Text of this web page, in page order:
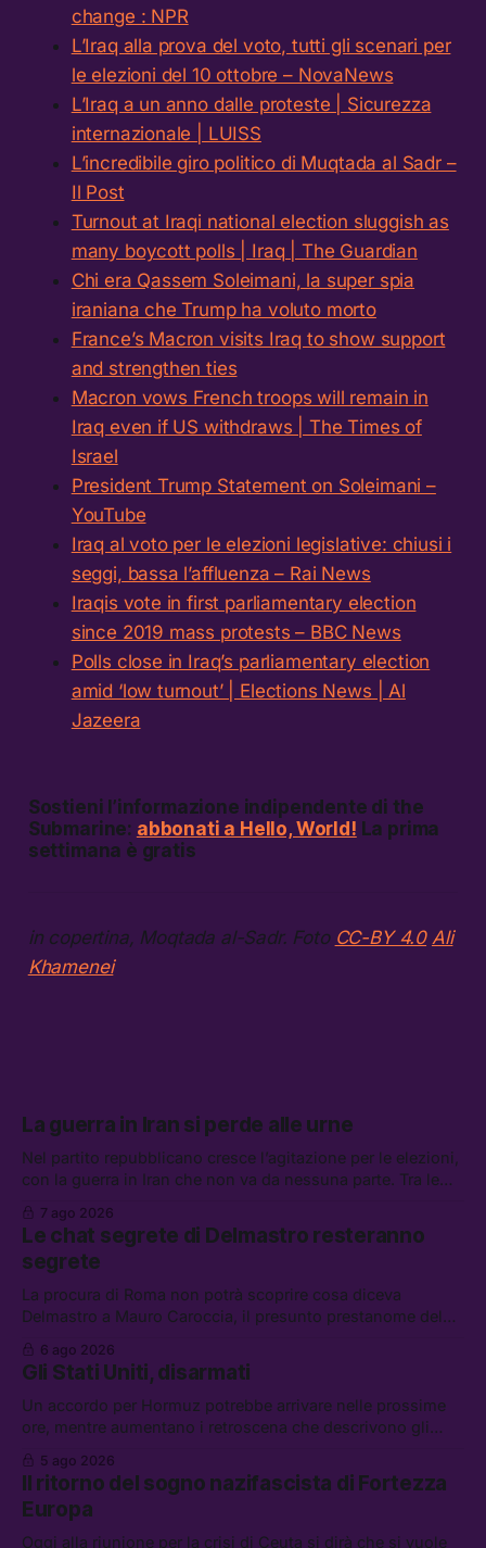
change : NPR
L’Iraq alla prova del voto, tutti gli scenari per
le elezioni del 10 ottobre – NovaNews
L’Iraq a un anno dalle proteste | Sicurezza
internazionale | LUISS
L’incredibile giro politico di Muqtada al Sadr –
Il Post
Turnout at Iraqi national election sluggish as
many boycott polls | Iraq | The Guardian
Chi era Qassem Soleimani, la super spia
iraniana che Trump ha voluto morto
France’s Macron visits Iraq to show support
and strengthen ties
Macron vows French troops will remain in
Iraq even if US withdraws | The Times of
Israel
President Trump Statement on Soleimani –
YouTube
Iraq al voto per le elezioni legislative: chiusi i
seggi, bassa l’affluenza – Rai News
Iraqis vote in first parliamentary election
since 2019 mass protests – BBC News
Polls close in Iraq’s parliamentary election
amid ‘low turnout’ | Elections News | Al
Jazeera
Sostieni l’informazione indipendente di the
Submarine: abbonati a Hello, World! La prima
settimana è gratis
in copertina, Moqtada al-Sadr. Foto CC-BY 4.0 Ali
Khamenei
La guerra in Iran si perde alle urne
Nel partito repubblicano cresce l’agitazione per le elezioni,
con la guerra in Iran che non va da nessuna parte. Tra le
lavoro, Schlein prova a mettere in sicurezza la coalizione, e
che cos’è lo “Spiralismo,” la religione degli agenti IA
7 ago 2026
Le chat segrete di Delmastro resteranno
segrete
La procura di Roma non potrà scoprire cosa diceva
Delmastro a Mauro Caroccia, il presunto prestanome del
attacchi in Libano, il governo chiederà 36 miliardi di
flessibilità in armi e energia, e Grokipedia è già stata
abbandonata
6 ago 2026
Gli Stati Uniti, disarmati
Un accordo per Hormuz potrebbe arrivare nelle prossime
ore, mentre aumentano i retroscena che descrivono gli
chi aspetta i dispersi di Ceuta, il boom dei carburanti
diluiti, e quanti attivisti anti data center sono stati arrestati
5 ago 2026
Il ritorno del sogno nazifascista di Fortezza
Europa
Oggi alla riunione per la crisi di Ceuta si dirà che si vuole